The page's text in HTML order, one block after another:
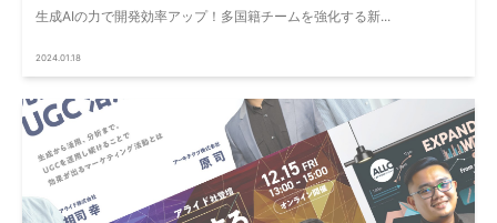
生成AIの力で開発効率アップ！多国籍チームを強化する新...
2024.01.18